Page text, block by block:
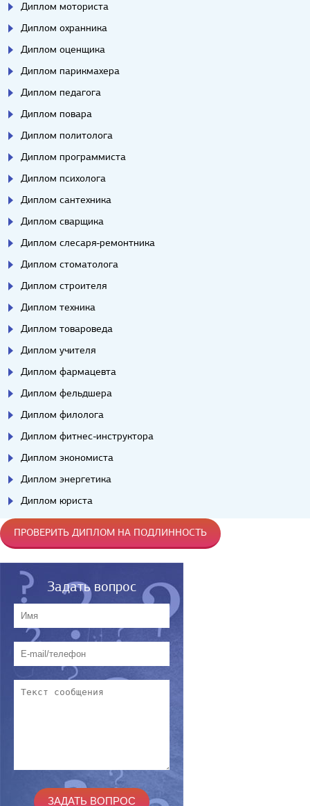
Диплом моториста
Диплом охранника
Диплом оценщика
Диплом парикмахера
Диплом педагога
Диплом повара
Диплом политолога
Диплом программиста
Диплом психолога
Диплом сантехника
Диплом сварщика
Диплом слесаря-ремонтника
Диплом стоматолога
Диплом строителя
Диплом техника
Диплом товароведа
Диплом учителя
Диплом фармацевта
Диплом фельдшера
Диплом филолога
Диплом фитнес-инструктора
Диплом экономиста
Диплом энергетика
Диплом юриста
ПРОВЕРИТЬ ДИПЛОМ НА ПОДЛИННОСТЬ
Задать вопрос